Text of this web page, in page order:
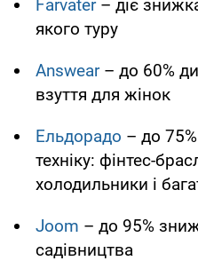
Farvater– діє
якого туру
Answear– до 60%
взуття для жінок
Ельдорадо – до
техніку: фінтес-
холодильники і
Joom – до 95%
садівництва